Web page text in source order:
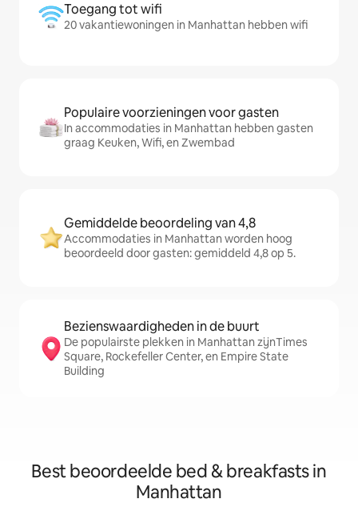
Toegang tot wifi
20 vakantiewoningen in Manhattan hebben wifi
Populaire voorzieningen voor gasten
In accommodaties in Manhattan hebben gasten
graag Keuken, Wifi, en Zwembad
Gemiddelde beoordeling van 4,8
Accommodaties in Manhattan worden hoog
beoordeeld door gasten: gemiddeld 4,8 op 5.
Bezienswaardigheden in de buurt
De populairste plekken in Manhattan zijnTimes
Square, Rockefeller Center, en Empire State
Building
Best beoordeelde bed & breakfasts in
Manhattan